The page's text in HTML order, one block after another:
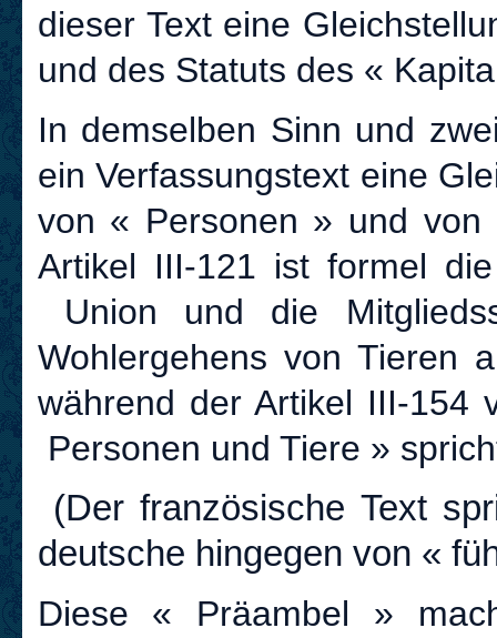
dieser Text eine
und des Statuts des «
In demselben Sinn und
ein Verfassungstext eine
von « Personen » und
Artikel III-121 ist formel
Union und die
Wohlergehens von Tieren
während der Artikel III-154
Personen und Tiere »
(Der französische Text
deutsche hingegen von «
Diese « Präambel »